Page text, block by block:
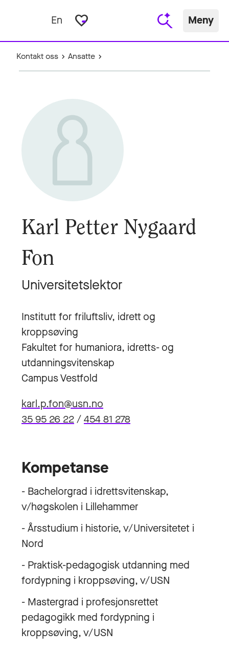
En favorite_border Meny
Kontakt oss Ansatte
Karl Petter Nygaard
Fon
Universitetslektor
Institutt for friluftsliv, idrett og
kroppsøving
Fakultet for humaniora, idretts- og
utdanningsvitenskap
Campus Vestfold
karl.p.fon@usn.no
35 95 26 22/454 81 278
Kompetanse
- Bachelorgrad i idrettsvitenskap,
v/høgskolen i Lillehammer
- Årsstudium i historie, v/Universitetet i
Nord
- Praktisk-pedagogisk utdanning med
fordypning i kroppsøving, v/USN
- Mastergrad i profesjonsrettet
pedagogikk med fordypning i
kroppsøving, v/USN